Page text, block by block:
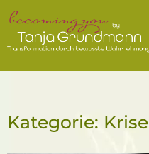
Kategorie: